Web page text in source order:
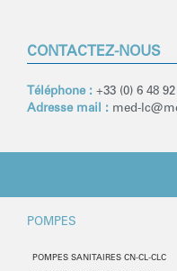
CONTACTEZ-NOUS
Téléphone : +33 (0) 6 48
Adresse mail : med-lc
POMPES
POMPES SANITAIRES CN-CL-CLC